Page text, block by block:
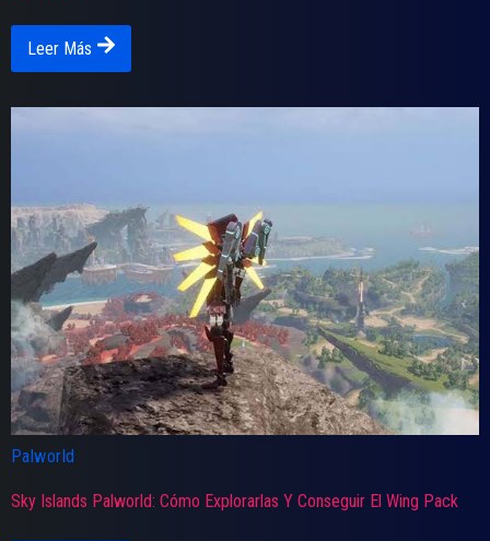
Leer Más
Palworld
Sky Islands Palworld: Cómo Explorarlas Y Conseguir El Wing Pack